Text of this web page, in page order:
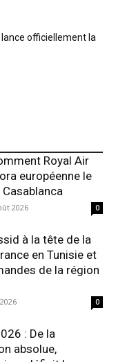
officiellement la
Royal Air
européenne le
2026 0
à la tête de la
en Tunisie et
de la région
0
: De la
absolue,